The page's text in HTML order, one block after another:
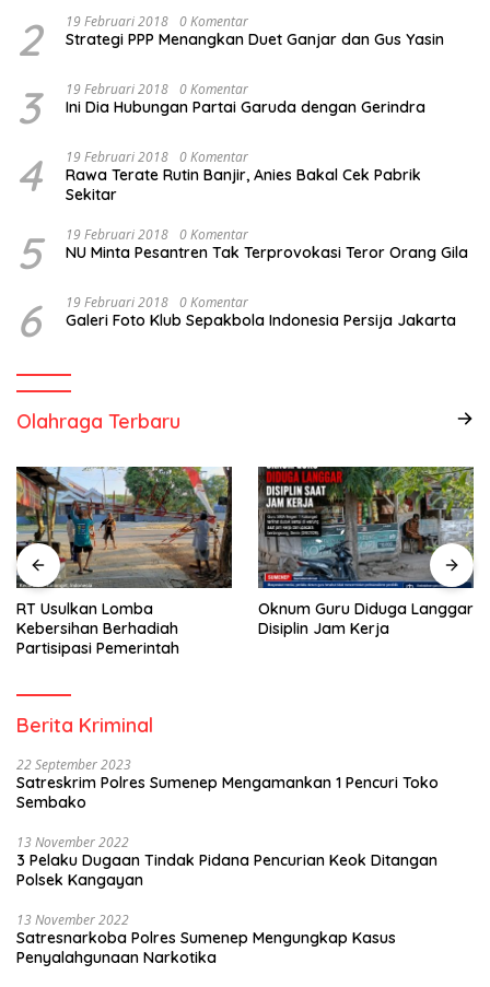
2 19 Februari 2018 0 Komentar
Strategi PPP Menangkan Duet Ganjar dan Gus Yasin
3 19 Februari 2018 0 Komentar
Ini Dia Hubungan Partai Garuda dengan Gerindra
4 19 Februari 2018 0 Komentar
Rawa Terate Rutin Banjir, Anies Bakal Cek Pabrik
Sekitar
5 19 Februari 2018 0 Komentar
NU Minta Pesantren Tak Terprovokasi Teror Orang Gila
6 19 Februari 2018 0 Komentar
Galeri Foto Klub Sepakbola Indonesia Persija Jakarta
Olahraga Terbaru
RT Usulkan Lomba
Kebersihan Berhadiah
Partisipasi Pemerintah
Oknum Guru Diduga Langgar
Disiplin Jam Kerja
Berita Kriminal
22 September 2023
Satreskrim Polres Sumenep Mengamankan 1 Pencuri Toko
Sembako
13 November 2022
3 Pelaku Dugaan Tindak Pidana Pencurian Keok Ditangan
Polsek Kangayan
13 November 2022
Satresnarkoba Polres Sumenep Mengungkap Kasus
Penyalahgunaan Narkotika